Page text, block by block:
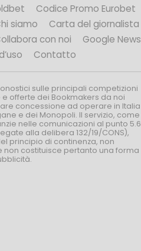
Codice Promo Eurobet
siamo
Carta del giornalista
con noi
Google News
Contatto
sulle principali competizioni
offerte dei Bookmakers da noi
concessione ad operare in Italia
e dei Monopoli. Il servizio, come
nelle comunicazioni al punto 5.6
alla delibera 132/19/CONS),
principio di continenza, non
non costituisce pertanto una forma